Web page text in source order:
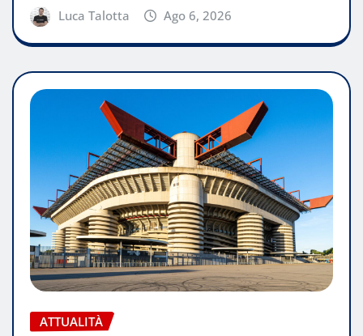
Luca Talotta Ago 6, 2026
ATTUALITÀ